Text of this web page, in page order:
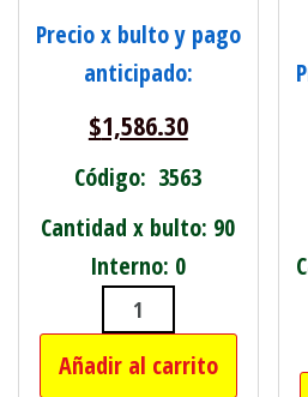
Precio x bulto y pago
anticipado:
$1,586.30
Código: 3563
Cantidad x bulto: 90
Interno: 0
CANASTA CON 24
Añadir al carrito